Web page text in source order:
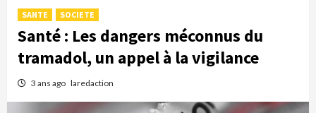
SANTE SOCIETE
Santé : Les dangers méconnus du
tramadol, un appel à la vigilance
3 ans ago laredaction